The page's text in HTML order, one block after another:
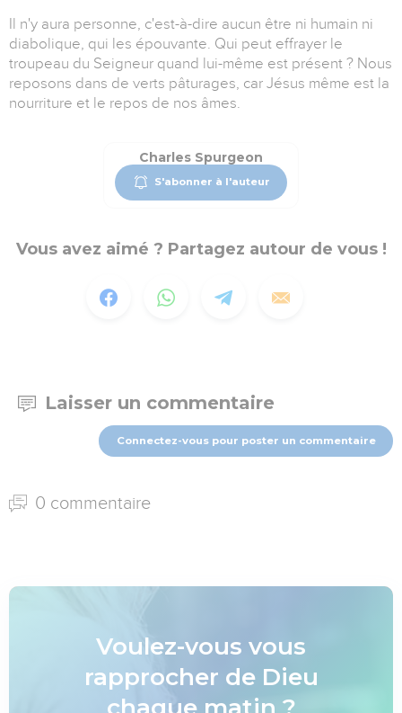
Il n'y aura personne, c'est-à-dire aucun être ni humain ni
diabolique, qui les épouvante. Qui peut effrayer le
troupeau du Seigneur quand lui-même est présent ? Nous
reposons dans de verts pâturages, car Jésus même est la
nourriture et le repos de nos âmes.
Charles Spurgeon
S'abonner à l'auteur
Vous avez aimé ? Partagez autour de vous !
Laisser un commentaire
Connectez-vous pour poster un commentaire
0 commentaire
Voulez-vous vous
rapprocher de Dieu
chaque matin ?